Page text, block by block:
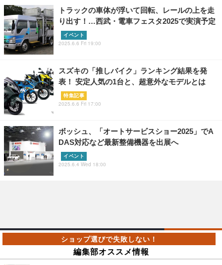
トラックの車体が浮いて回転、レールの上を走
り出す！…西武・電車フェスタ2025で実演予定
イベント
2025.6.6 Fri 19:00
スズキの「推しバイク」ランキング結果を発
表！ 安定人気の1台と、超意外なモデルとは
特集記事
2025.6.6 Fri 17:00
ボッシュ、「オートサービスショー2025」でA
DAS対応など最新整備機器を出展へ
イベント
2025.6.4 Wed 18:00
編集部オススメ情報